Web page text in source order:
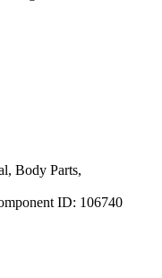
Body Parts,
ID: 106740